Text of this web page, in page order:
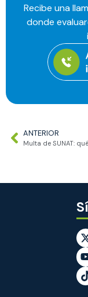
Recibe una
donde
ANTERIOR